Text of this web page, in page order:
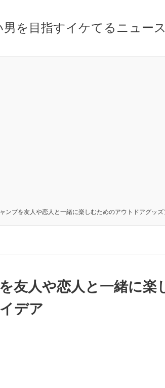
を目指すイケてるニュー
ンプを友人や恋人と一緒に楽しむためのアウトドアグッズ
友人や恋人と一緒に楽
デア